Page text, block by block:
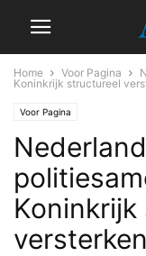
Home Voor Pagina
Koninkrijk structureel
Voor Pagina
versterken